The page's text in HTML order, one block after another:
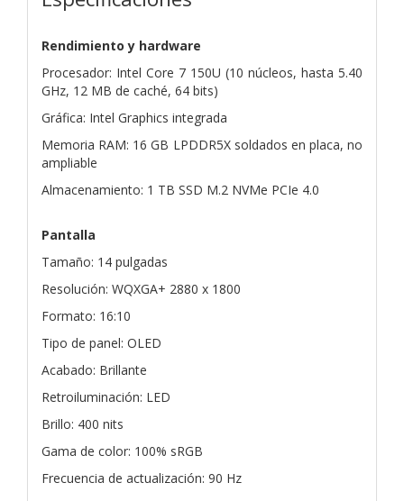
Rendimiento y hardware
Procesador: Intel Core 7 150U (10 núcleos, hasta 5.40
GHz, 12 MB de caché, 64 bits)
Gráfica: Intel Graphics integrada
Memoria RAM: 16 GB LPDDR5X soldados en placa, no
ampliable
Almacenamiento: 1 TB SSD M.2 NVMe PCIe 4.0
Pantalla
Tamaño: 14 pulgadas
Resolución: WQXGA+ 2880 x 1800
Formato: 16:10
Tipo de panel: OLED
Acabado: Brillante
Retroiluminación: LED
Brillo: 400 nits
Gama de color: 100% sRGB
Frecuencia de actualización: 90 Hz